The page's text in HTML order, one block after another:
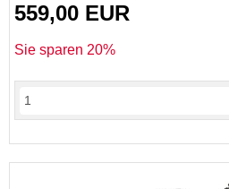
559,00 EUR
Sie sparen 20%